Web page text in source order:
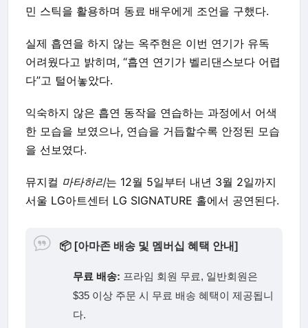
민 스틱을 활용하며 동료 배우에게 조언을 구했다.
실제 흡연을 하지 않는 옥주현은 이번 연기가 유독
어려웠다고 밝히며, “흡연 연기가 벨리댄스보다 어렵
다”고 털어놓았다.
익숙하지 않은 흡연 동작을 연습하는 과정에서 어색
한 모습을 보였으나, 연습을 거듭할수록 안정된 모습
을 선보였다.
뮤지컬 마타하리는 12월 5일부터 내년 3월 2일까지
서울 LG아트센터 LG SIGNATURE 홀에서 공연된다.
📦 [아마존 배송 및 멤버십 혜택 안내]
무료 배송: 프라임 회원 무료, 일반회원은
$35 이상 주문 시 무료 배송 혜택이 제공됩니
다.